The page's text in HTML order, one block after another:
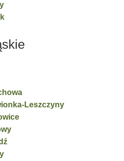
Leszczyny